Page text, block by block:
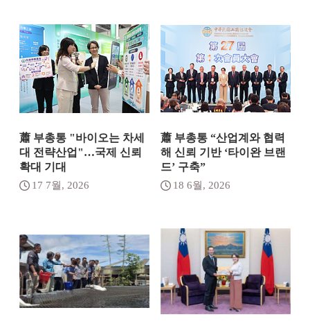
蕭 부총통 "바이오는 차세
대 전략산업"…국제 신뢰
확대 기대
17 7월, 2026
蕭 부총통 “산업계와 협력
해 신뢰 기반 ‘타이완 브랜
드’ 구축”
18 6월, 2026